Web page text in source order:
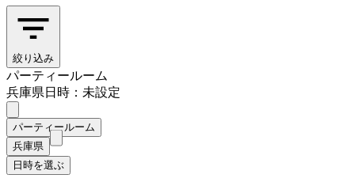
絞り込み
パーティールーム
兵庫県日時：未設定
パーティールーム
兵庫県
日時を選ぶ